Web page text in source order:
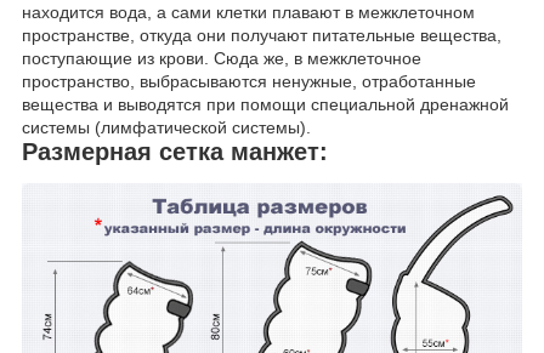
находится вода, а сами клетки плавают в межклеточном
пространстве, откуда они получают питательные вещества,
поступающие из крови. Сюда же, в межклеточное
пространство, выбрасываются ненужные, отработанные
вещества и выводятся при помощи специальной дренажной
системы (лимфатической системы).
Размерная сетка манжет: